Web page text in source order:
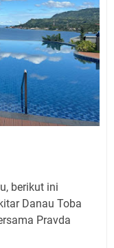
berikut ini
Danau Toba
Pravda